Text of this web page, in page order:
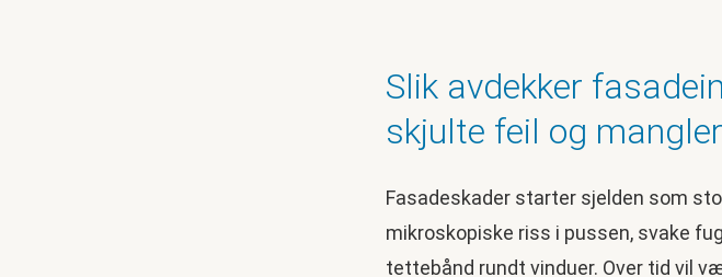
Slik avdekker
skjulte feil og mangler
Fasadeskader starter sjelden som
mikroskopiske riss i pussen, svake
tettebånd rundt vinduer. Over tid vil